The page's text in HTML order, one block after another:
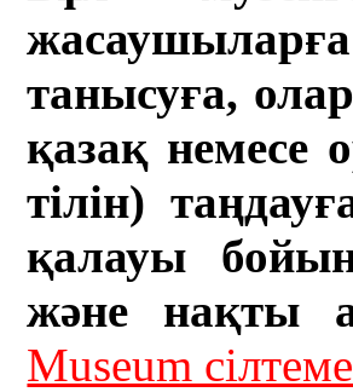
танысуға,
қазақ немесе
тілін)
қалауы
және нақты
Museum